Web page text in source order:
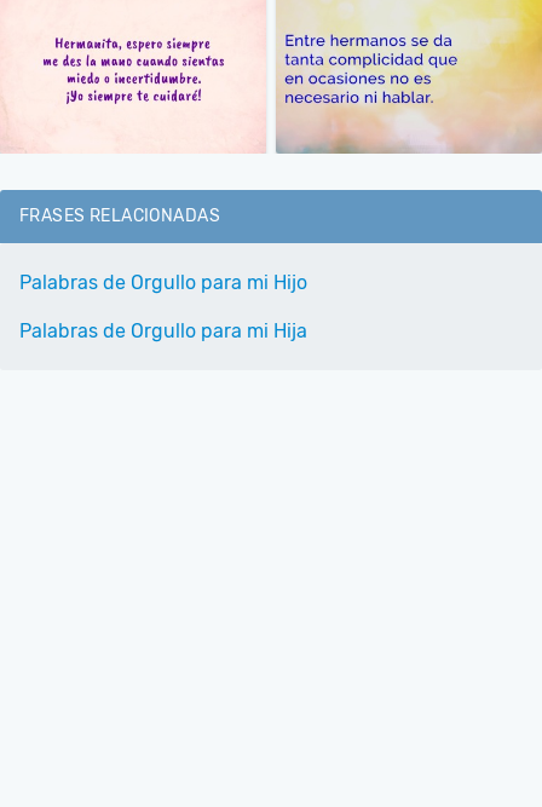
FRASES RELACIONADAS
Palabras de Orgullo para mi Hijo
Palabras de Orgullo para mi Hija